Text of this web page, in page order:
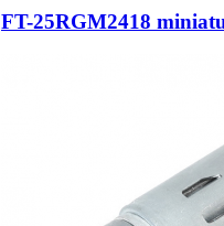
FT-25RGM2418